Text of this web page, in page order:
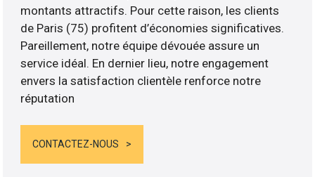
montants attractifs. Pour cette raison, les clients
de Paris (75) profitent d’économies significatives.
Pareillement, notre équipe dévouée assure un
service idéal. En dernier lieu, notre engagement
envers la satisfaction clientèle renforce notre
réputation
CONTACTEZ-NOUS